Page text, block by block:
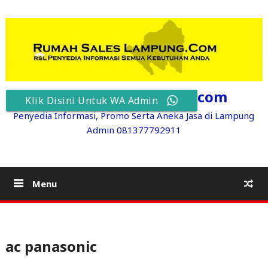
content
RumahSalesLampung.com
Penyedia Informasi, Promo Serta Aneka Jasa di Lampung
Admin 081377792911
Menu
ac panasonic
Klik Disini Untuk WA Admin